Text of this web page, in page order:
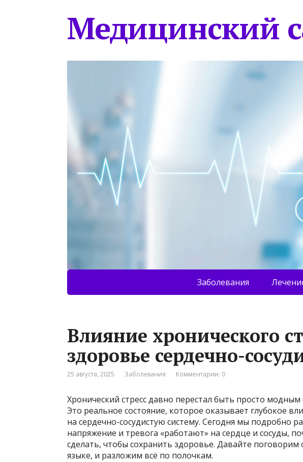
Медицинский
Заболевания
Влияние хронического
здоровье сердечно-
25 августа, 2025 Заболевания Комментарии: 0
Хронический стресс давно перестал быть просто
Это реальное состояние, которое оказывает глубокое
на сердечно-сосудистую систему. Сегодня мы подробно
напряжение и тревога «работают» на сердце и сосуды,
сделать, чтобы сохранить здоровье. Давайте
языке, и разложим всё по полочкам.